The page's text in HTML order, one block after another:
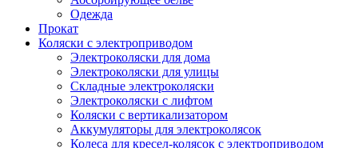
Одежда
Прокат
Коляски с электроприводом
Электроколяски для дома
Электроколяски для улицы
Складные электроколяски
Электроколяски с лифтом
Коляски с вертикализатором
Аккумуляторы для электроколясок
Колеса для кресел-колясок с электроприводом